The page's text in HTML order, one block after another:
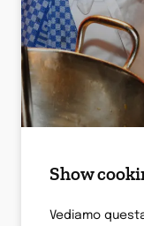
Show
Vediamo